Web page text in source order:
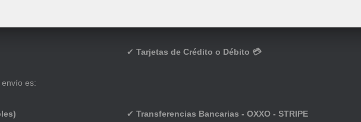
es:
✔ Tarjetas de Crédito o Débito 💳
✔ Transferencias Bancarias - OXXO - STRIPE